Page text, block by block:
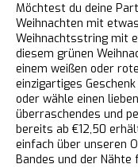
Möchtest du deine
Weihnachten mit
Weihnachtsstring mit
diesem grünen
einem weißen oder
einzigartiges
oder wähle einen
überraschendes und
bereits ab €12,50
einfach über unseren
Bandes und der Nähte